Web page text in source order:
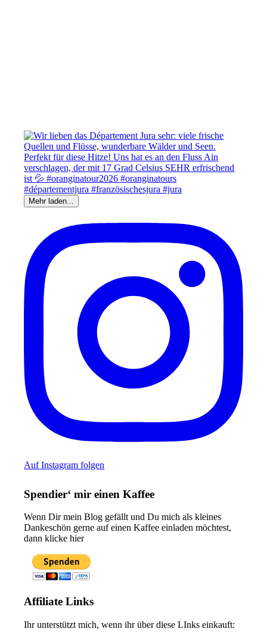
Mehr laden...
Auf Instagram folgen
Spendier‘ mir einen Kaffee
Wenn Dir mein Blog gefällt und Du mich als kleines
Dankeschön gerne auf einen Kaffee einladen möchtest,
dann klicke hier
Affiliate Links
Ihr unterstützt mich, wenn ihr über diese LInks einkauft: